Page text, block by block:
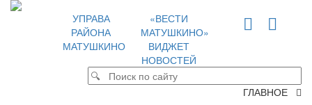
УПРАВА
РАЙОНА
МАТУШКИНО
«ВЕСТИ
МАТУШКИНО»
ВИДЖЕТ
НОВОСТЕЙ
ГЛАВНОЕ